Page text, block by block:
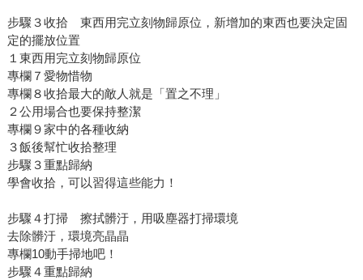
步驟３收拾 東西用完立刻物歸原位，新增加的東西也要決定固
定的擺放位置
１東西用完立刻物歸原位
專欄７愛物惜物
專欄８收拾最大的敵人就是「置之不理」
２公用場合也要保持整潔
專欄９家中的各種收納
３飯後幫忙收拾整理
步驟３重點歸納
學會收拾，可以習得這些能力！
步驟４打掃 擦拭髒汙，用吸塵器打掃環境
去除髒汙，環境亮晶晶
專欄10動手掃地吧！
步驟４重點歸納